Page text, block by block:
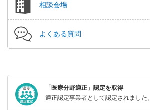
相談会場
よくある質問
「医療分野適正」認定を取得
適正認定事業者として認定されました。